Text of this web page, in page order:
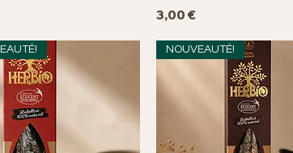
Prix
3,00 €
NOUVEAUTÉ!